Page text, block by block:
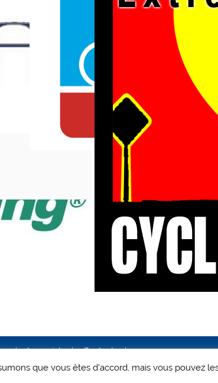
Le projet Contact
que vous êtes d'accord, mais vous pouvez